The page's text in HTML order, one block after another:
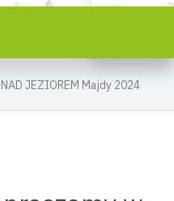
JEZIOREM Majdy 2024